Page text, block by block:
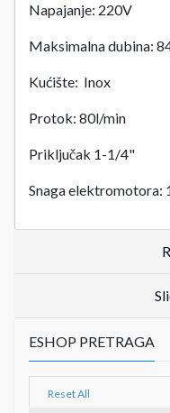
Napajanje: 220V
Maksimalna dubina:
Kućište: Inox
Protok: 80l/min
Priključak 1-1/4"
Snaga elektromotora:
ESHOP PRETRAGA
Reset All